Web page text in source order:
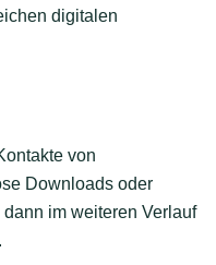
digitalen
von
Downloads oder
im weiteren Verlauf